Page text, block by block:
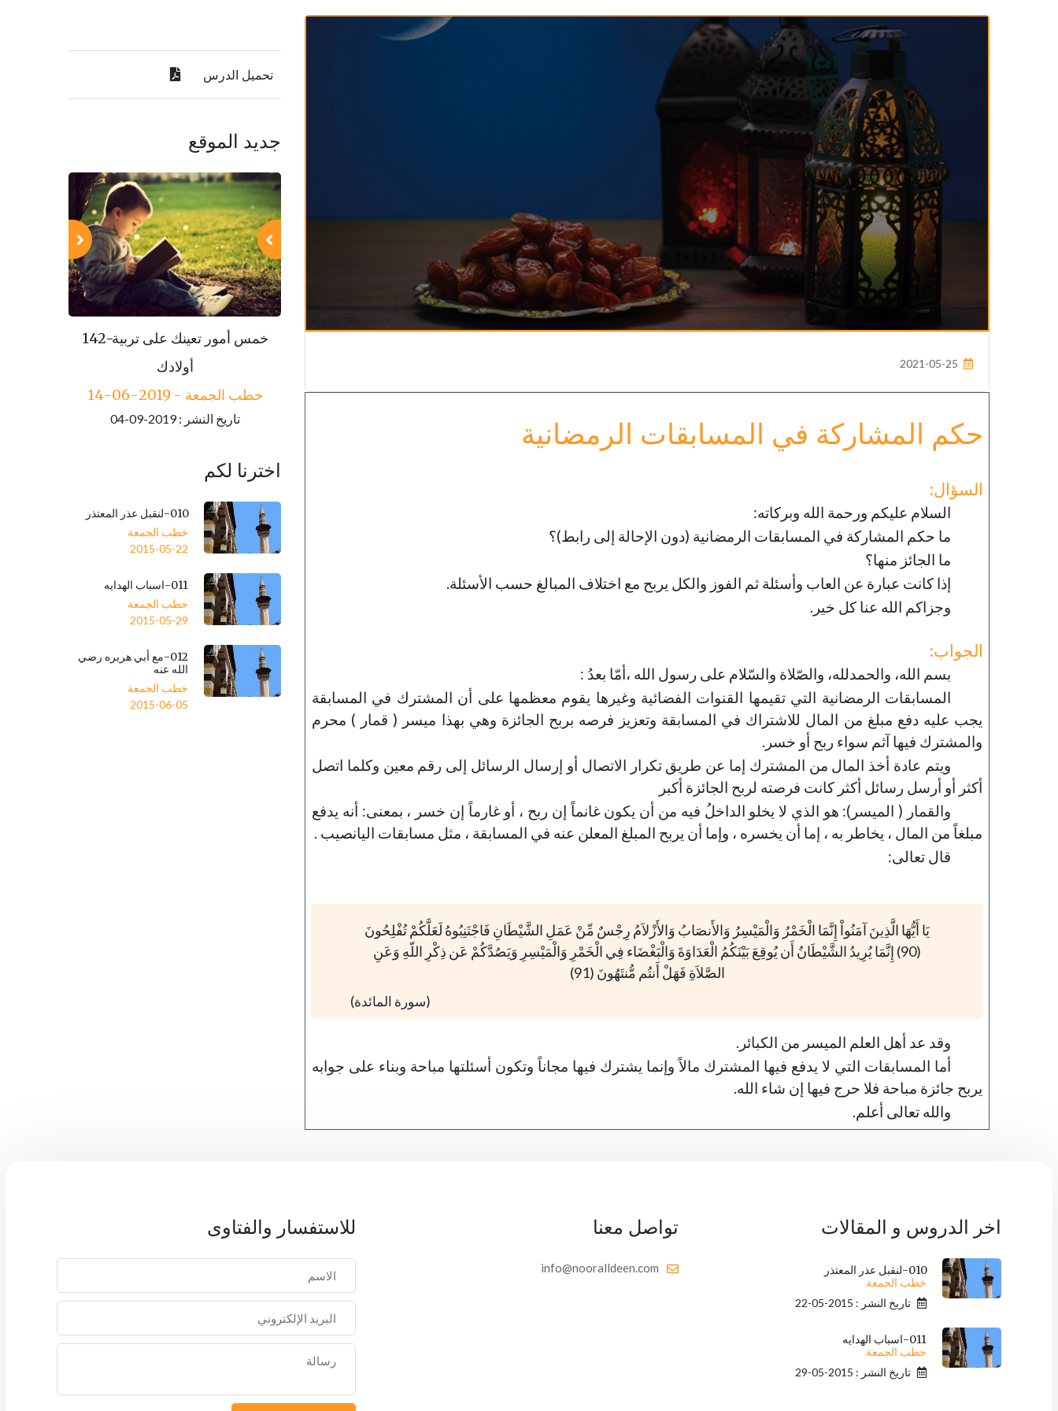
2021-05-25
حكم المشاركة في المسابقات الرمضانية
السؤال:
السلام عليكم ورحمة الله وبركاته:
ما حكم المشاركة في المسابقات الرمضانية (دون الإحالة إلى رابط)؟
ما الجائز منها؟
إذا كانت عبارة عن العاب وأسئلة ثم الفوز والكل يربح مع اختلاف المبالغ حسب الأسئلة.
وجزاكم الله عنا كل خير.
الجواب:
بسم الله، والحمدلله، والصّلاة والسّلام على رسول الله ،أمّا بعدُ :
المسابقات الرمضانية التي تقيمها القنوات الفضائية وغيرها يقوم معظمها على أن المشترك في المسابقة
يجب عليه دفع مبلغ من المال للاشتراك في المسابقة وتعزيز فرصه بربح الجائزة وهي بهذا ميسر ( قمار ) محرم
والمشترك فيها آثم سواء ربح أو خسر.
ويتم عادة أخذ المال من المشترك إما عن طريق تكرار الاتصال أو إرسال الرسائل إلى رقم معين وكلما اتصل
أكثر أو أرسل رسائل أكثر كانت فرصته لربح الجائزة أكبر
والقمار ( الميسر): هو الذي لا يخلو الداخلُ فيه من أن يكون غانماً إن ربح ، أو غارماً إن خسر ، بمعنى: أنه يدفع
مبلغاً من المال ، يخاطر به ، إما أن يخسره ، وإما أن يربح المبلغ المعلن عنه في المسابقة ، مثل مسابقات اليانصيب .
قال تعالى:
يَا أَيُّهَا الَّذِينَ آمَنُواْ إِنَّمَا الْخَمْرُ وَالْمَيْسِرُ وَالأَنصَابُ وَالأَزْلاَمُ رِجْسٌ مِّنْ عَمَلِ الشَّيْطَانِ فَاجْتَنِبُوهُ لَعَلَّكُمْ تُفْلِحُونَ
(90) إِنَّمَا يُرِيدُ الشَّيْطَانُ أَن يُوقِعَ بَيْنَكُمُ الْعَدَاوَةَ وَالْبَغْضَاء فِي الْخَمْرِ وَالْمَيْسِرِ وَيَصُدَّكُمْ عَن ذِكْرِ اللّهِ وَعَنِ
الصَّلاَةِ فَهَلْ أَنتُم مُّنتَهُونَ (91)
(سورة المائدة)
وقد عد أهل العلم الميسر من الكبائر.
أما المسابقات التي لا يدفع فيها المشترك مالاً وإنما يشترك فيها مجاناً وتكون أسئلتها مباحة وبناء على جوابه
يربح جائزة مباحة فلا حرج فيها إن شاء الله.
والله تعالى أعلم.
تحميل الدرس
جديد الموقع
142-خمس أمور تعينك على تربية
أولادك
خطب الجمعة - 2019-06-14
تاريخ النشر : 2019-09-04
143-مكارم الأخلاق
خطب الجمعة - 2019-06-21
تاريخ النشر : 2019-09-04
144-حفظ العقل
تاريخ النشر : 2019-09-04
142-خمس أمور تعينك على تربية
خطب الجمعة - 2019-06-14
143-مكارم الأخلاق
خطب الجمعة - 2019-06-21
تاريخ النشر : 2019-09-04
اخترنا لكم
010-لنقبل عذر المعتذر
خطب الجمعة
2015-05-22
011-اسباب الهدايه
خطب الجمعة
2015-05-29
012-مع أبي هريره رضي
الله عنه
خطب الجمعة
2015-06-05
اخر الدروس و المقالات
010-لنقبل عذر المعتذر
خطب الجمعة
تاريخ النشر : 2015-05-22
011-اسباب الهدايه
خطب الجمعة
تاريخ النشر : 2015-05-29
تواصل معنا
info@nooralldeen.com
للاستفسار والفتاوى